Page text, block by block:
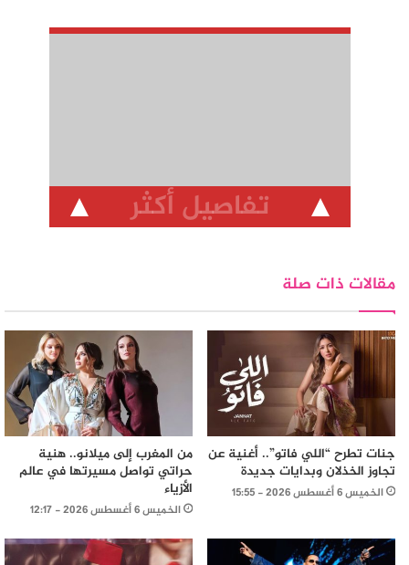
تفاصيل أكثر
مقالات ذات صلة
جنات تطرح “اللي فاتو”.. أغنية عن
تجاوز الخذلان وبدايات جديدة
الخميس 6 أغسطس 2026 - 15:55
من المغرب إلى ميلانو.. هنية
حراتي تواصل مسيرتها في عالم
الأزياء
الخميس 6 أغسطس 2026 - 12:17